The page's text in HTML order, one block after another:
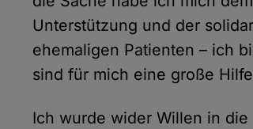
Unterstützung und der
ehemaligen Patienten – ich
sind für mich eine große
Ich wurde wider Willen in